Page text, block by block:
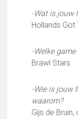
Business Club 2.0
Heeren van Ter
Steun bij contributie
Dagbesteding ’s
De gezonde
Onze vrijwilligers
-Wat is jouw
Hollands Got
-Welke
Brawl Stars
-Wie is jouw
waarom?
Gijs de